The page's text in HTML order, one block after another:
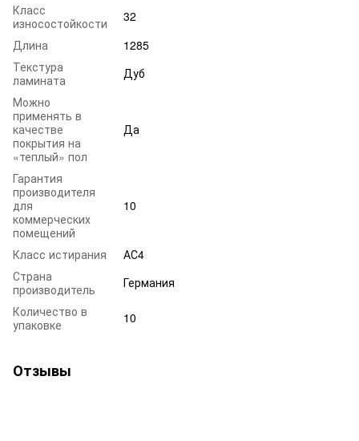
Класс
износостойкости
32
Длина
1285
Текстура
ламината
Дуб
Можно
применять в
качестве
покрытия на
«теплый» пол
Да
Гарантия
производителя
для
коммерческих
помещений
10
Класс истирания
АС4
Страна
производитель
Германия
Количество в
упаковке
10
Отзывы